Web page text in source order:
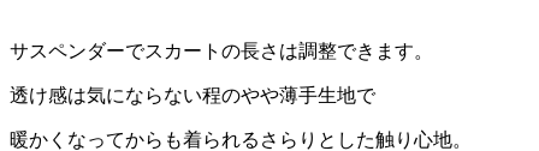
サスペンダーでスカートの長さは調整できます。
透け感は気にならない程のやや薄手生地で
暖かくなってからも着られるさらりとした触り心地。